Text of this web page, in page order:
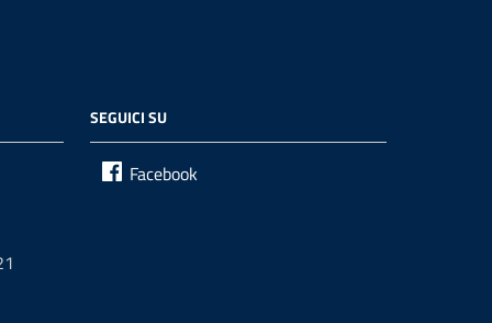
SEGUICI SU
Facebook